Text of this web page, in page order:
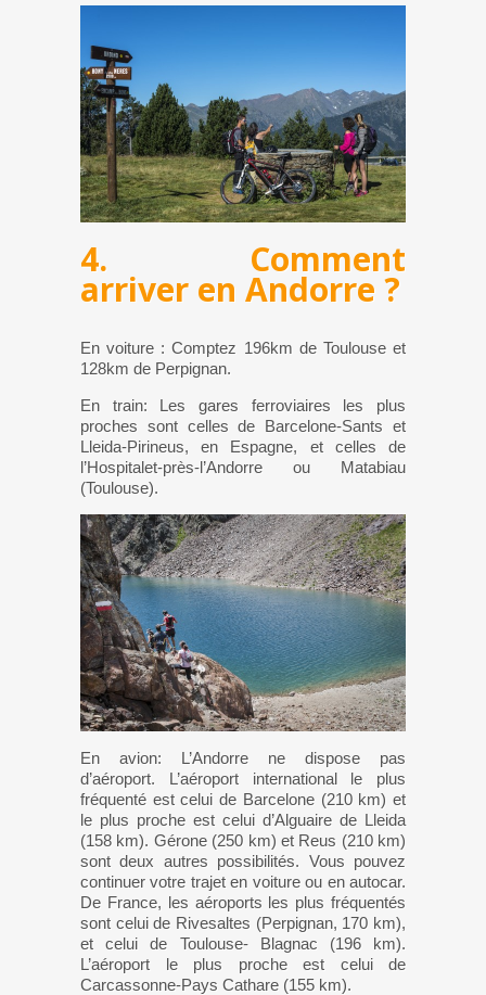
4. Comment
arriver en Andorre ?
En voiture : Comptez 196km de Toulouse et
128km de Perpignan.
En train: Les gares ferroviaires les plus
proches sont celles de Barcelone-Sants et
Lleida-Pirineus, en Espagne, et celles de
l’Hospitalet-près-l’Andorre ou Matabiau
(Toulouse).
En avion: L’Andorre ne dispose pas
d’aéroport. L’aéroport international le plus
fréquenté est celui de Barcelone (210 km) et
le plus proche est celui d’Alguaire de Lleida
(158 km). Gérone (250 km) et Reus (210 km)
sont deux autres possibilités. Vous pouvez
continuer votre trajet en voiture ou en autocar.
De France, les aéroports les plus fréquentés
sont celui de Rivesaltes (Perpignan, 170 km),
et celui de Toulouse- Blagnac (196 km).
L’aéroport le plus proche est celui de
Carcassonne-Pays Cathare (155 km).